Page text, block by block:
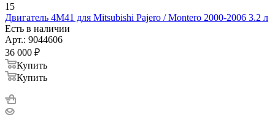
15
Двигатель 4M41 для Mitsubishi Pajero / Montero 2000-2006 3.2 л
Есть в наличии
Арт.: 9044606
36 000 ₽
Купить
Купить